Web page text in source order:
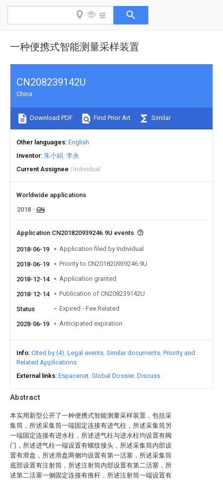
一种便携式智能测量采样装置
Abstract
本实用新型公开了一种便携式智能测量采样装置，包括采
集筒，所述采集筒一端固定连接有进气柱，所述采集筒另
一端固定连接有进水柱，所述进气柱与进水柱均设置有阀
门，所述进气柱一端设置有螺纹接头，所述采集筒内部设
置有滑盘，所述滑盘两侧均设置有第一活塞，所述采集筒
底部设置有注射筒，所述注射筒内部设置有第二活塞，所
述第二活塞一侧固定连接有推杆，所述注射筒一端设置有
CN208239142U
China
Download PDF Find Prior Art Similar
Other languages English
Inventor 朱小娟 李永
Current Assignee
Individual
Worldwide applications
2018
CN
Application CN201820939246.9U events
2018-06-19 Application filed by Individual
2018-06-19 Priority to CN201820939246.9U
2018-12-14 Application granted
2018-12-14 Publication of CN208239142U
Status Expired - Fee Related
2028-06-19 Anticipated expiration
Info Cited by (4) Legal events Similar documents Priority and
Related Applications
External links Espacenet Global Dossier Discuss